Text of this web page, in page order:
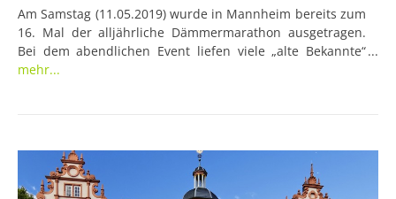
Am Samstag (11.05.2019) wurde in Mannheim bereits zum
16. Mal der alljährliche Dämmermarathon ausgetragen.
Bei dem abendlichen Event liefen viele „alte Bekannte“
mit, wie beispielsweise die Vorjahressiegerin und der
Siegerin bei den Damen.
mehr...